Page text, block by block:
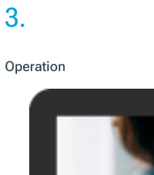
3.
Operation